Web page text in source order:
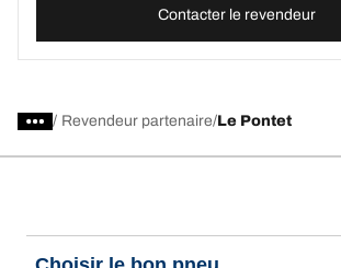
Contacter le revendeur
/ Revendeur partenaire Le Pontet